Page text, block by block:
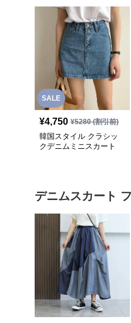
SALE
¥4,750 ¥5280(割引前)
韓国スタイル クラシッ
クデニムミニスカート
デニムスカート